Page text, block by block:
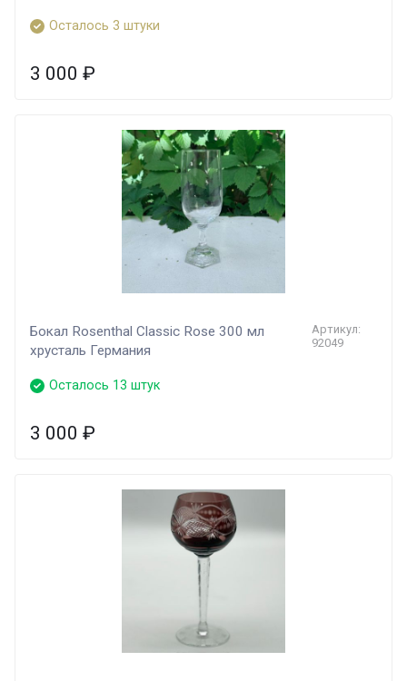
Осталось 3 штуки
3 000 ₽
Бокал Rosenthal Classic Rose 300 мл
хрусталь Германия
Артикул:
92049
Осталось 13 штук
3 000 ₽